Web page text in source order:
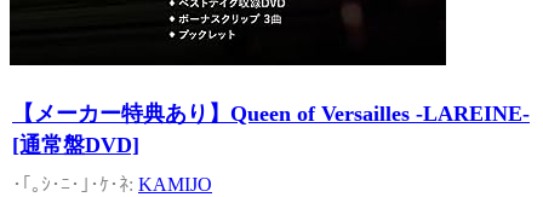
【メーカー特典あり】Queen of Versailles -LAREINE-
[通常盤DVD]
KAMIJO